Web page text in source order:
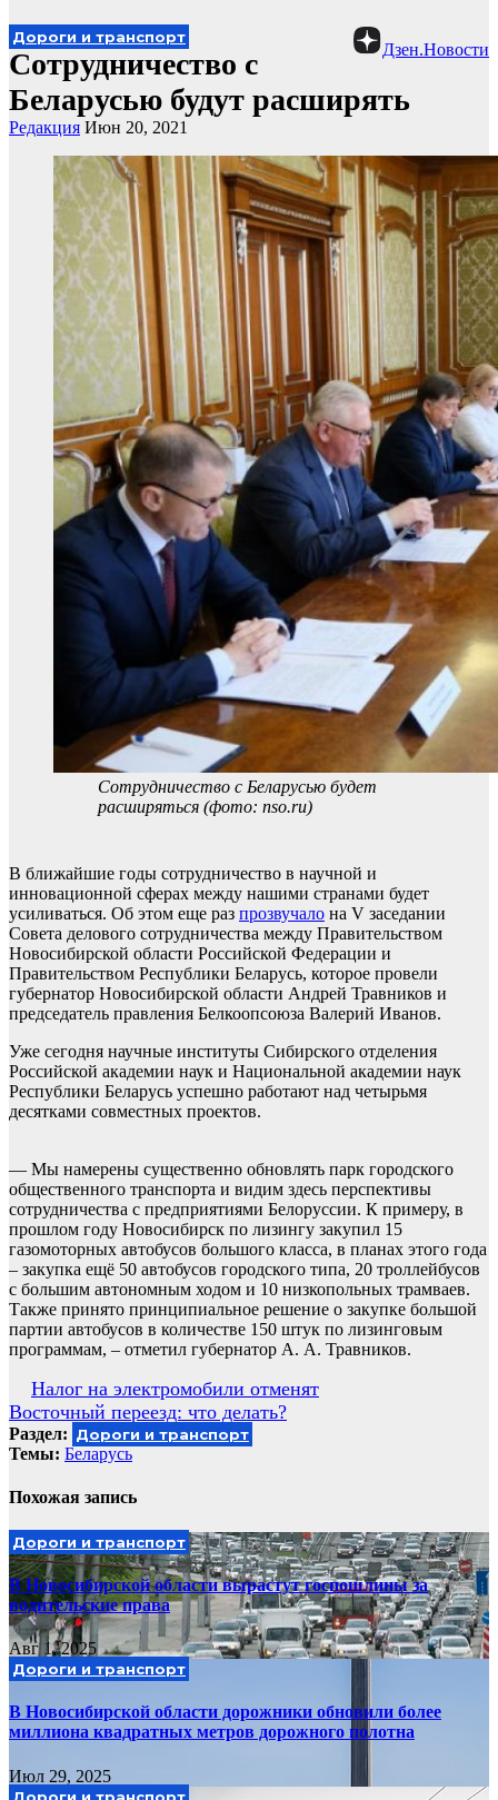
Дзен.Новости
Дороги и транспорт
Сотрудничество с
Беларусью будут расширять
Редакция Июн 20, 2021
Сотрудничество с Беларусью будет
расширяться (фото: nso.ru)
В ближайшие годы сотрудничество в научной и
инновационной сферах между нашими странами будет
усиливаться. Об этом еще раз прозвучало на V заседании
Совета делового сотрудничества между Правительством
Новосибирской области Российской Федерации и
Правительством Республики Беларусь, которое провели
губернатор Новосибирской области Андрей Травников и
председатель правления Белкоопсоюза Валерий Иванов.
Уже сегодня научные институты Сибирского отделения
Российской академии наук и Национальной академии наук
Республики Беларусь успешно работают над четырьмя
десятками совместных проектов.
— Мы намерены существенно обновлять парк городского
общественного транспорта и видим здесь перспективы
сотрудничества с предприятиями Белоруссии. К примеру, в
прошлом году Новосибирск по лизингу закупил 15
газомоторных автобусов большого класса, в планах этого года
– закупка ещё 50 автобусов городского типа, 20 троллейбусов
с большим автономным ходом и 10 низкопольных трамваев.
Также принято принципиальное решение о закупке большой
партии автобусов в количестве 150 штук по лизинговым
программам, – отметил губернатор А. А. Травников.
Навигация
по
записям
Налог на электромобили отменят
Восточный переезд: что делать?
Раздел: Дороги и транспорт
Темы: Беларусь
Похожая запись
Дороги и транспорт
В Новосибирской области вырастут госпошлины за
водительские права
Авг 1, 2025
Дороги и транспорт
В Новосибирской области дорожники обновили более
миллиона квадратных метров дорожного полотна
Июл 29, 2025
Дороги и транспорт